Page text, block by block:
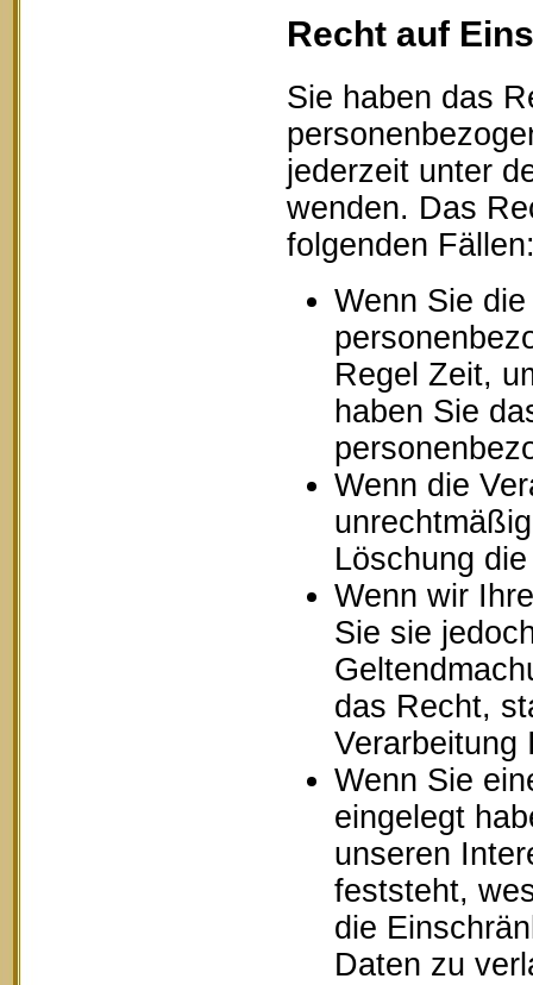
Recht auf
Sie haben das
jederzeit unter
wenden. Das
folgenden
Wenn Sie
Regel Zeit,
haben Sie
Wenn die
Löschung
Wenn wir
Sie sie
das Recht,
Verarbeitung
Wenn Sie
eingelegt
unseren
feststeht,
die
Daten zu